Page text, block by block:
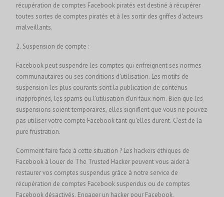
récupération de comptes Facebook piratés est destiné à récupérer
toutes sortes de comptes piratés et à les sortir des griffes d'acteurs
malveillants.
2. Suspension de compte :
Facebook peut suspendre les comptes qui enfreignent ses normes
communautaires ou ses conditions d'utilisation. Les motifs de
suspension les plus courants sont la publication de contenus
inappropriés, les spams ou l'utilisation d'un faux nom. Bien que les
suspensions soient temporaires, elles signifient que vous ne pouvez
pas utiliser votre compte Facebook tant qu'elles durent. C'est de la
pure frustration.
Comment faire face à cette situation ? Les hackers éthiques de
Facebook à louer de The Trusted Hacker peuvent vous aider à
restaurer vos comptes suspendus grâce à notre service de
récupération de comptes Facebook suspendus ou de comptes
Facebook désactivés. Engager un hacker pour Facebook.